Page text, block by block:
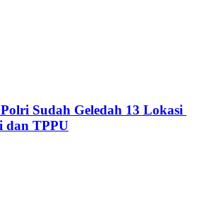
Sudah Geledah 13 Lokasi
dan TPPU